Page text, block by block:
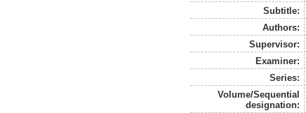
Subtitle:
Authors:
Supervisor:
Examiner:
Series:
Volume/Sequential
designation: